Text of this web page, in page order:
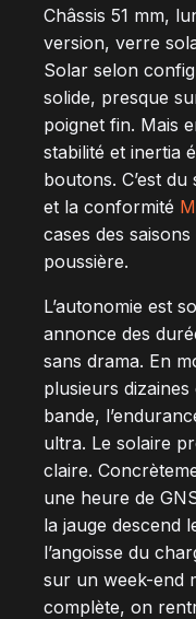
Châssis 51 mm,
version, verre
Solar selon
solide, presque
poignet fin. Mais
stabilité et inertia
boutons. C’est du
et la conformité
cases des
poussière.
L’autonomie est
annonce des
sans drama. En
plusieurs dizaines
bande,
ultra. Le solaire
claire.
une heure de
la jauge descend
l’angoisse du
sur un week-end
complète, on